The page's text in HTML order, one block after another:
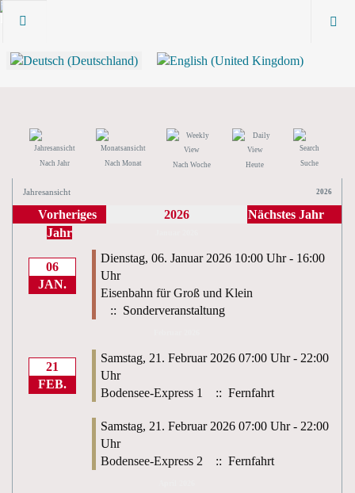
Nach Jahr Nach Monat Nach Woche Heute Suche
Jahresansicht 2026
Vorheriges
Jahr
2026 Nächstes Jahr
06
JAN.
Dienstag, 06. Januar 2026 10:00 Uhr - 16:00
Uhr
Eisenbahn für Groß und Klein
:: Sonderveranstaltung
21
FEB.
Samstag, 21. Februar 2026 07:00 Uhr - 22:00
Uhr
Bodensee-Express 1
:: Fernfahrt
Samstag, 21. Februar 2026 07:00 Uhr - 22:00
Uhr
Bodensee-Express 2
:: Fernfahrt